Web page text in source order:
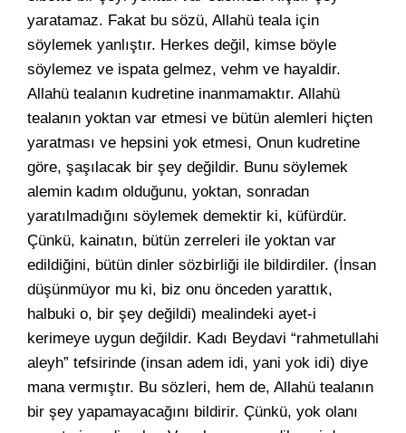
yaratamaz. Fakat bu sözü, Allahü teala için
söylemek yanlıştır. Herkes değil, kimse böyle
söylemez ve ispata gelmez, vehm ve hayaldir.
Allahü tealanın kudretine inanmamaktır. Allahü
tealanın yoktan var etmesi ve bütün alemleri hiçten
yaratması ve hepsini yok etmesi, Onun kudretine
göre, şaşılacak bir şey değildir. Bunu söylemek
alemin kadım olduğunu, yoktan, sonradan
yaratılmadığını söylemek demektir ki, küfürdür.
Çünkü, kainatın, bütün zerreleri ile yoktan var
edildiğini, bütün dinler sözbirliği ile bildirdiler. (İnsan
düşünmüyor mu ki, biz onu önceden yarattık,
halbuki o, bir şey değildi) mealindeki ayet-i
kerimeye uygun değildir. Kadı Beydavi “rahmetullahi
aleyh” tefsirinde (insan adem idi, yani yok idi) diye
mana vermıştır. Bu sözleri, hem de, Allahü tealanın
bir şey yapamayacağını bildirir. Çünkü, yok olanı